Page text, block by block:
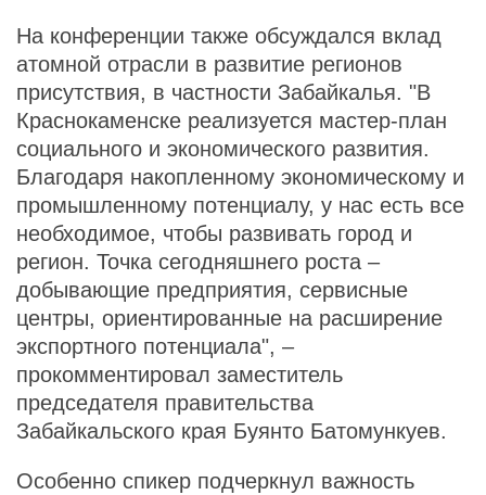
На конференции также обсуждался вклад
атомной отрасли в развитие регионов
присутствия, в частности Забайкалья. "В
Краснокаменске реализуется мастер-план
социального и экономического развития.
Благодаря накопленному экономическому и
промышленному потенциалу, у нас есть все
необходимое, чтобы развивать город и
регион. Точка сегодняшнего роста –
добывающие предприятия, сервисные
центры, ориентированные на расширение
экспортного потенциала", –
прокомментировал заместитель
председателя правительства
Забайкальского края Буянто Батомункуев.
Особенно спикер подчеркнул важность